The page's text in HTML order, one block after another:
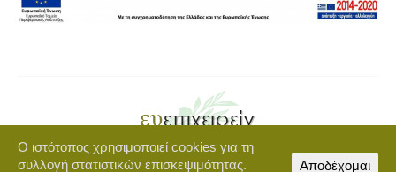
Copyright © 2021 euepixeirein.gr | Developed by BigWebTheory
Ο ιστότοπος χρησιμοποιεί cookies για τη
συλλογή στατιστικών επισκεψιμότητας.
Αποδέχομαι